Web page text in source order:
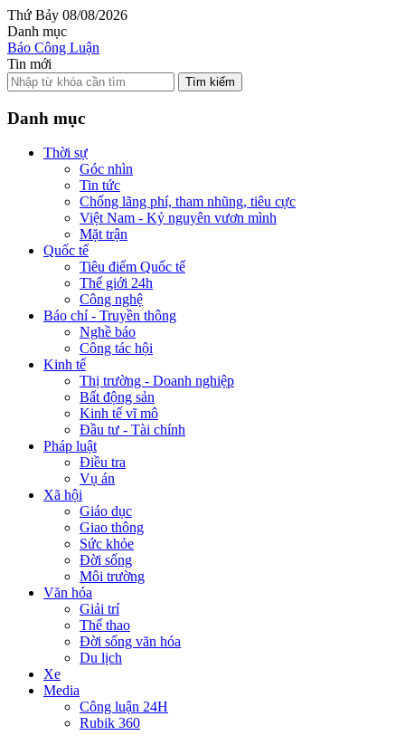
Thứ Bảy 08/08/2026
Danh mục
Báo Công Luận
Tin mới
Tìm kiếm
Danh mục
Thời sự
Góc nhìn
Tin tức
Chống lãng phí, tham nhũng, tiêu cực
Việt Nam - Kỷ nguyên vươn mình
Mặt trận
Quốc tế
Tiêu điểm Quốc tế
Thế giới 24h
Công nghệ
Báo chí - Truyền thông
Nghề báo
Công tác hội
Kinh tế
Thị trường - Doanh nghiệp
Bất động sản
Kinh tế vĩ mô
Đầu tư - Tài chính
Pháp luật
Điều tra
Vụ án
Xã hội
Giáo dục
Giao thông
Sức khỏe
Đời sống
Môi trường
Văn hóa
Giải trí
Thể thao
Đời sống văn hóa
Du lịch
Xe
Media
Công luận 24H
Rubik 360